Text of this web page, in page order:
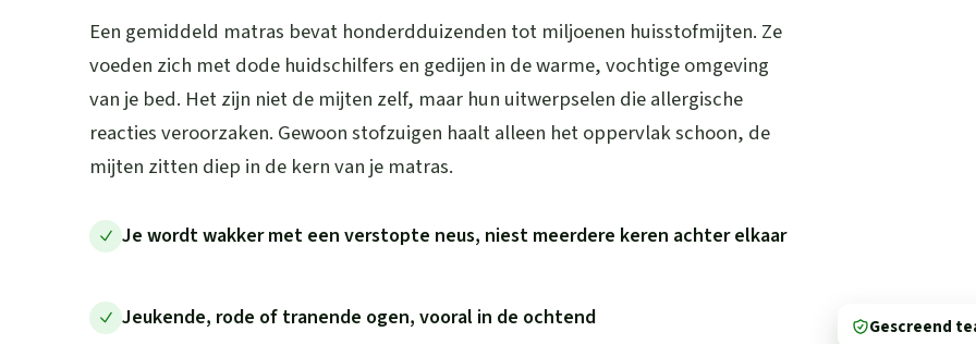
Een gemiddeld matras bevat honderdduizenden tot miljoenen huisstofmijten. Ze
voeden zich met dode huidschilfers en gedijen in de warme, vochtige omgeving
van je bed. Het zijn niet de mijten zelf, maar hun uitwerpselen die allergische
reacties veroorzaken. Gewoon stofzuigen haalt alleen het oppervlak schoon, de
mijten zitten diep in de kern van je matras.
Je wordt wakker met een verstopte neus, niest meerdere keren achter elkaar
Jeukende, rode of tranende ogen, vooral in de ochtend Gescreend